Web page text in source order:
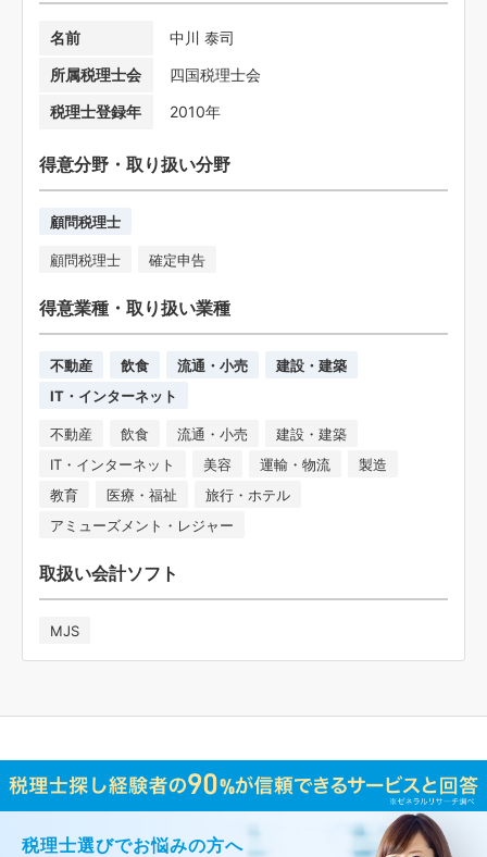
名前
中川 泰司
所属税理士会
四国税理士会
税理士登録年
2010年
得意分野・取り扱い分野
顧問税理士
顧問税理士 確定申告
得意業種・取り扱い業種
不動産 飲食 流通・小売
建設・建築
IT・インターネット
不動産 飲食 流通・小売
建設・建築
IT・インターネット
美容 運輸・物流
製造
教育
医療・福祉
旅行・ホテル
アミューズメント・レジャー
取扱い会計ソフト
MJS
税理士選びでお悩みの方へ